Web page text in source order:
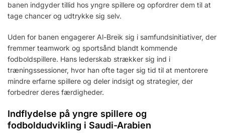
banen indgyder tillid hos yngre spillere og opfordrer dem til at
tage chancer og udtrykke sig selv.
Uden for banen engagerer Al-Breik sig i samfundsinitiativer, der
fremmer teamwork og sportsånd blandt kommende
fodboldspillere. Hans lederskab strækker sig ind i
træningssessioner, hvor han ofte tager sig tid til at mentorere
mindre erfarne spillere og deler indsigt og strategier, der
forbedrer deres færdigheder.
Indflydelse på yngre spillere og
fodboldudvikling i Saudi-Arabien